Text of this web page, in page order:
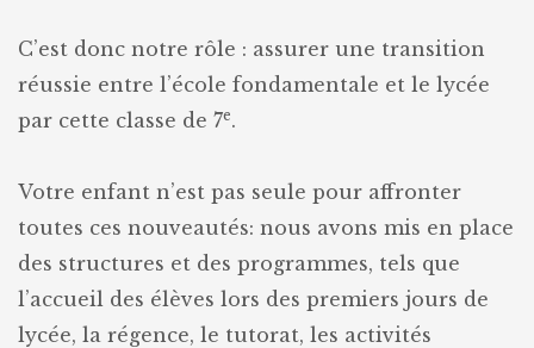
C’est donc notre rôle : assurer une transition
réussie entre l’école fondamentale et le lycée
par cette classe de 7e.
Votre enfant n’est pas seule pour affronter
toutes ces nouveautés: nous avons mis en place
des structures et des programmes, tels que
l’accueil des élèves lors des premiers jours de
lycée, la régence, le tutorat, les activités